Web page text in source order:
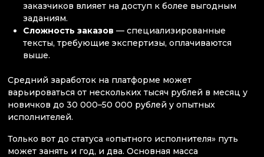
заказчиков влияет на доступ к более выгодным
заданиям.
Сложность заказов — специализированные
тексты, требующие экспертизы, оплачиваются
выше.
Средний заработок на платформе может
варьироваться от нескольких тысяч рублей в месяц у
новичков до 30 000–50 000 рублей у опытных
исполнителей.
Только вот до статуса «опытного исполнителя» путь
может занять и год, и два. Основная масса